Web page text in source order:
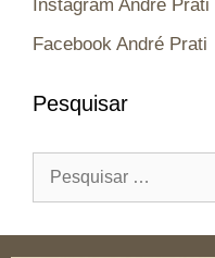
Instagram André Prati
Facebook André Prati
Pesquisar
Pesquisar
por: